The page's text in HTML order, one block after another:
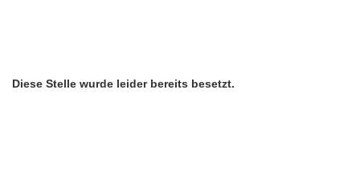
Diese Stelle wurde leider bereits besetzt.